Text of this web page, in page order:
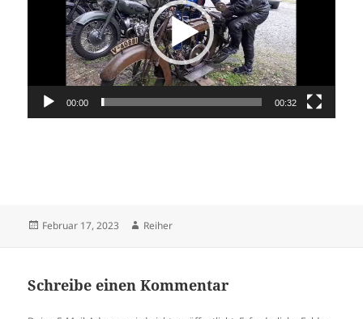
00:00 00:32
Veröffentlicht
Februar 17, 2023 Autor
Reiher
Schreibe einen Kommentar